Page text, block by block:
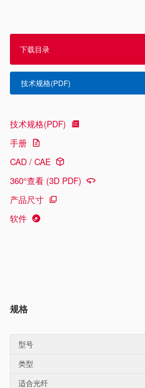
下载目录
技术规格(PDF)
技术规格(PDF)
手册
CAD / CAE
360°查看 (3D PDF)
产品尺寸
软件
规格
型号
类型
适合光纤